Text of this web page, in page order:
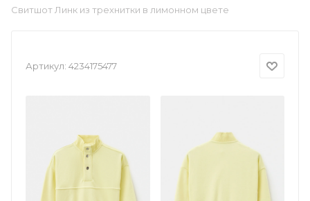
Свитшот Линк из трехнитки в лимонном цвете
Артикул: 4234175477